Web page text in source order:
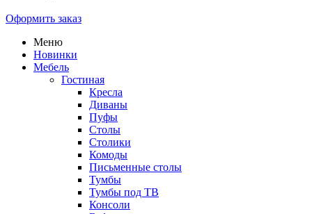
Оформить заказ
Меню
Новинки
Мебель
Гостиная
Кресла
Диваны
Пуфы
Столы
Столики
Комоды
Письменные столы
Тумбы
Тумбы под ТВ
Консоли